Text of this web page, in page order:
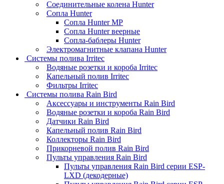
Соединительные колена Hunter
Сопла Hunter
Сопла Hunter MP
Сопла Hunter веерные
Сопла-баблеры Hunter
Электромагнитные клапана Hunter
Системы полива Irritec
Водяные розетки и короба Irritec
Капельный полив Irritec
Фильтры Irritec
Системы полива Rain Bird
Аксессуары и инструменты Rain Bird
Водяные розетки и короба Rain Bird
Датчики Rain Bird
Капельный полив Rain Bird
Коллекторы Rain Bird
Прикорневой полив Rain Bird
Пульты управления Rain Bird
Пульты управления Rain Bird серии ESP-
LXD (декодерные)